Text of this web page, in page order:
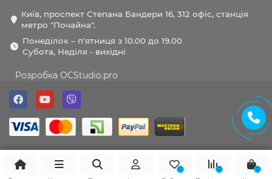
Київ, проспект Степана Бандери 16, 312 офіс, станція
метро "Почайна".
Понеділок – п'ятниця з 10.00 до 19.00
Субота, Неділя - вихідні
Розробка OCStudio.pro
0
0
0